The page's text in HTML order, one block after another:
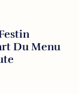
Du Menu